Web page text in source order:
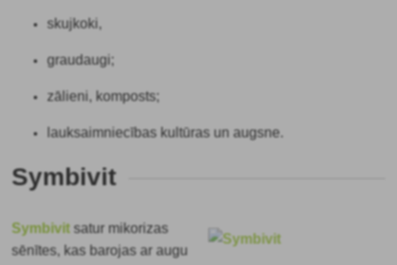
skujkoki,
graudaugi;
zālieni, komposts;
lauksaimniecības kultūras un augsne.
Symbivit
Symbivitsatur mikorizas
sēnītes, kas barojas ar augu